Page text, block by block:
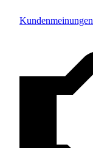
Kundenmeinungen